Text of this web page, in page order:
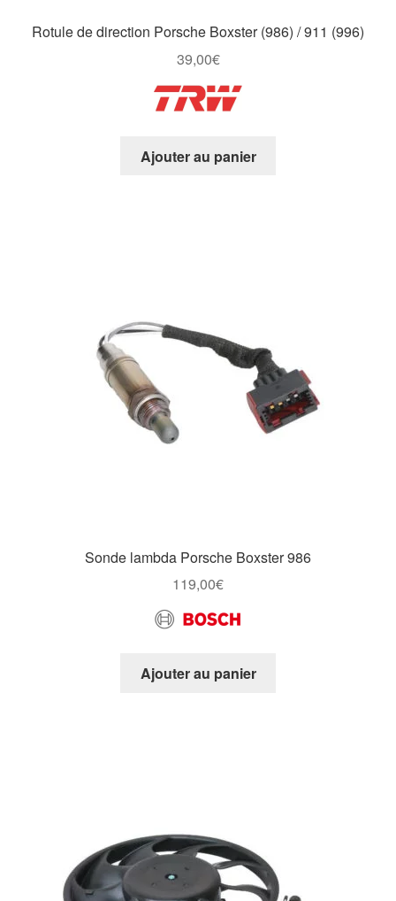
Rotule de direction Porsche Boxster (986) / 911 (996)
39,00€
Ajouter au panier
Sonde lambda Porsche Boxster 986
119,00€
Ajouter au panier